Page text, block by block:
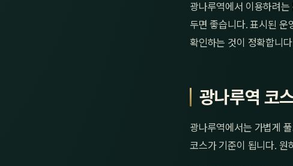
광나루역에서 이용하려
두면 좋습니다. 표시된 운
확인하는 것이 정확합니
광나루역 코
광나루역에서는 가볍게
코스가 기준이 됩니다. 원